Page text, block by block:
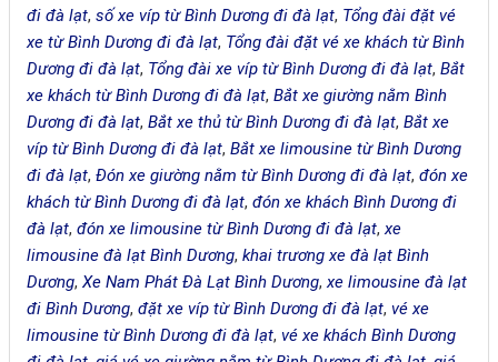
đi đà lạt,số xe víp từ Bình Dương đi đà lạt, Tổng đài đặt vé
xe từ Bình Dương đi đà lạt, Tổng đài đặt vé xe khách từ Bình
Dương đi đà lạt, Tổng đài xe víp từ Bình Dương đi đà lạt,Bắt
xe khách từ Bình Dương đi đà lạt,Bắt xe giường nằm Bình
Dương đi đà lạt,Bắt xe thủ từ Bình Dương đi đà lạt,Bắt xe
víp từ Bình Dương đi đà lạt,Bắt xe limousine từ Bình Dương
đi đà lạt,Đón xe giường nằm từ Bình Dương đi đà lạt,đón xe
khách từ Bình Dương đi đà lạt,đón xe khách Bình Dương đi
đà lạt,đón xe limousine từ Bình Dương đi đà lạt,xe
limousine đà lạt Bình Dương,khai trương xe đà lạt Bình
Dương,Xe Nam Phát Đà Lạt Bình Dương,xe limousine đà lạt
đi Bình Dương,đặt xe víp từ Bình Dương đi đà lạt, vé xe
limousine từ Bình Dương đi đà lạt, vé xe khách Bình Dương